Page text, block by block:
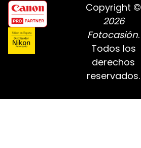
Copyright ©
2026
Fotocasión.
Todos los
derechos
reservados.